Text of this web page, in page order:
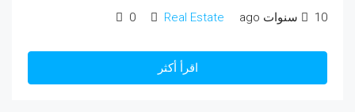
10 سنوات ago Real Estate
0
اقرأ أكثر